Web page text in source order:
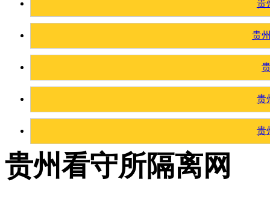
贵
贵
贵
贵
贵州看守所隔离网